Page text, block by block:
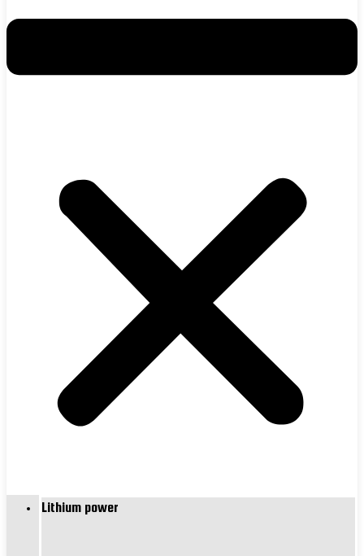
Lithium power